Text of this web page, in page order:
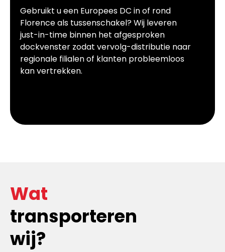
Gebruikt u een Europees DC in of rond
Florence als tussenschakel? Wij leveren
just-in-time binnen het afgesproken
dockvenster zodat vervolg-distributie naar
regionale filialen of klanten probleemloos
kan vertrekken.
Wat
transporteren
wij?